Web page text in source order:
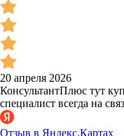
20 апреля 2026
КонсультантПлюс тут
специалист всегда на
Отзыв в Яндекс.Картах